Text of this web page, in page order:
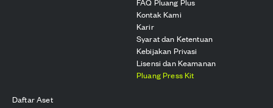
Kontak Kami
Karir
Syarat dan Ketentuan
Kebijakan Privasi
Lisensi dan Keamanan
Pluang Press Kit
Daftar Aset